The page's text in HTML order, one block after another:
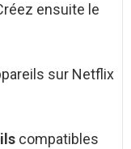
ensuite le
sur Netflix
compatibles